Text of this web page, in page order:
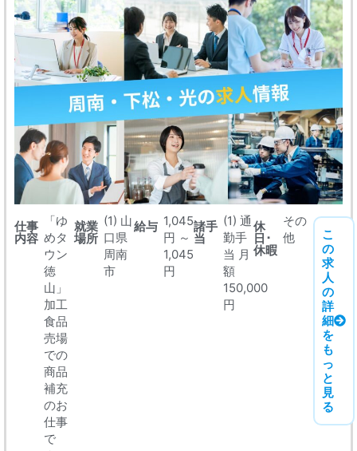
仕事
内容
「ゆ
めタ
ウン
徳
山」
加工
食品
売場
での
商品
補充
のお
仕事
で
就業
場所
(1) 山
口県
周南
市
給与 1,045
円 ～
1,045
円
諸手
当
(1) 通
勤手
当 月
額
150,000
円
休
日･
休暇
その
他
こ
の
求
人
の
詳
細
を
も
っ
と
見
る